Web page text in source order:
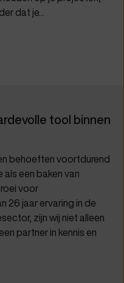
dat je...
tool binnen
behoeften voortdurend
een baken van
voor
26 jaar ervaring in de
zijn wij niet alleen
partner in kennis en